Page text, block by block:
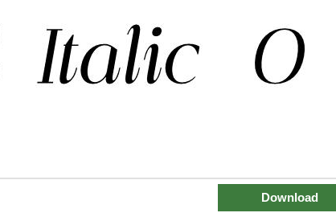
Download